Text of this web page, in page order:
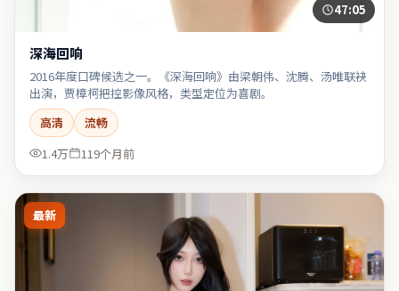
47:05
深海回响
2016年度口碑候选之一。《深海回响》由梁朝伟、沈腾、汤唯联袂
出演，贾樟柯把控影像风格，类型定位为喜剧。
高清
流畅
1.4万
119个月前
最新